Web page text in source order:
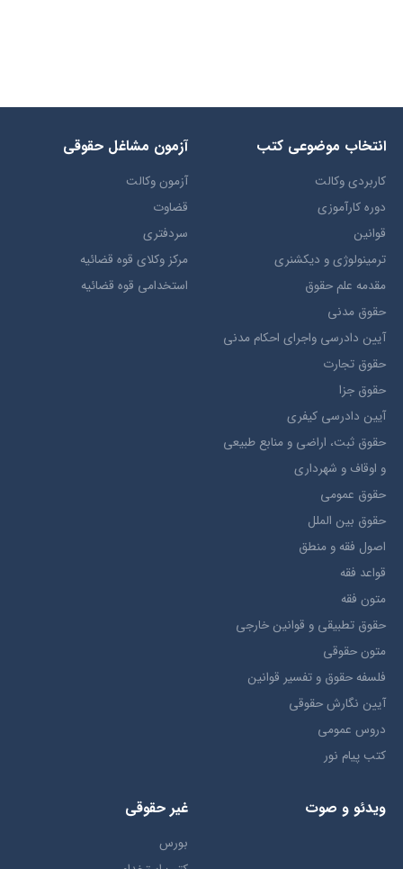
انتخاب​ موضوعي​ کتب
کاربردی وکالت
دوره کارآموزی
قوانین
ترمينولوژي و ديکشنري
مقدمه علم حقوق
حقوق مدني
آيين دادرسي ​واجراي ​احکام ​مدني
حقوق تجارت
حقوق جزا
آيین دادرسی کیفری
حقوق ثبت، اراضي و منابع طبيعي
و اوقاف و شهرداری
حقوق عمومی
حقوق بين الملل
اصول فقه و منطق
قواعد فقه
متون فقه
حقوق تطبيقي و قوانین خارجی
متون حقوقي
فلسفه حقوق و تفسیر قوانین
آیین نگارش حقوقی
دروس عمومی
کتب پیام نور
آزمون مشاغل حقوقی
آزمون وکالت
قضاوت
سردفتری
مرکز وکلای قوه قضائیه
استخدامی قوه قضائیه
ویدئو و صوت غیر حقوقی
بورس